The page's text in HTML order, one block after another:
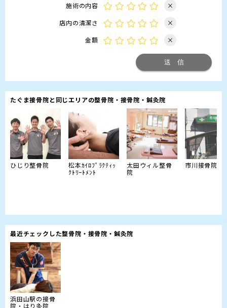
施術の内容
×
店内の清潔さ
×
金額
×
たぐま接骨院と同じエリアの整骨院・接骨院・鍼灸院
ひじり整骨院
松本ｶｲﾛﾌﾟﾗｸﾃｨｯ
ｸﾄﾘｰﾄﾒﾝﾄ
太田ウィル整骨
院
市川接骨院
最近チェックした整骨院・接骨院・鍼灸院
浜田山駅の接骨
院・はり灸院